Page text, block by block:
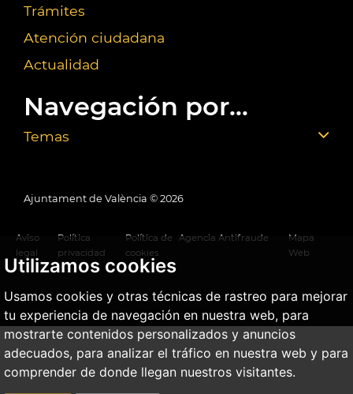
Utilizamos cookies
Usamos cookies y otras técnicas de rastreo para mejorar
tu experiencia de navegación en nuestra web, para
mostrarte contenidos personalizados y anuncios
adecuados, para analizar el tráfico en nuestra web y para
comprender de donde llegan nuestros visitantes.
Trámites
Atención ciudadana
Actualidad
Navegación por...
Temas
Ajuntament de València © 2026
Aviso
legal
Política
privacidad
Política de
cookies
Agencia Antifraude
Mapa
Web